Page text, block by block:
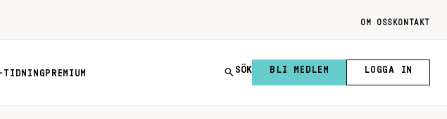
OM OSS KONTAKT
TIDNING PREMIUM SÖK BLI MEDLEM LOGGA IN